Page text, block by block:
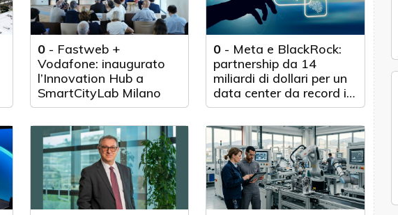
0- Fastweb +
Vodafone: inaugurato
l’Innovation Hub a
SmartCityLab Milano
0 - Meta e BlackRock:
partnership da 14
miliardi di dollari per un
data center da record in
Texas